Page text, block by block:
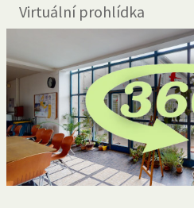
Virtuální prohlídka